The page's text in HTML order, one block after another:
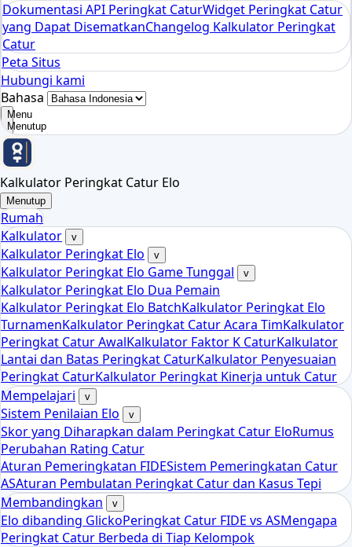
Dokumentasi API Peringkat CaturWidget Peringkat Catur
yang Dapat DisematkanChangelog Kalkulator Peringkat
Catur
Peta Situs
Hubungi kami
Bahasa
Menu
Menutup
Kalkulator Peringkat Catur Elo
Menutup
Rumah
Kalkulator
v
Kalkulator Peringkat Elo v
Kalkulator Peringkat Elo Game Tunggal v
Kalkulator Peringkat Elo Dua Pemain
Kalkulator Peringkat Elo BatchKalkulator Peringkat Elo
TurnamenKalkulator Peringkat Catur Acara TimKalkulator
Peringkat Catur AwalKalkulator Faktor K CaturKalkulator
Lantai dan Batas Peringkat CaturKalkulator Penyesuaian
Peringkat CaturKalkulator Peringkat Kinerja untuk Catur
Mempelajari
v
Sistem Penilaian Elo v
Skor yang Diharapkan dalam Peringkat Catur EloRumus
Perubahan Rating Catur
Aturan Pemeringkatan FIDESistem Pemeringkatan Catur
ASAturan Pembulatan Peringkat Catur dan Kasus Tepi
Membandingkan
v
Elo dibanding GlickoPeringkat Catur FIDE vs ASMengapa
Peringkat Catur Berbeda di Tiap Kelompok